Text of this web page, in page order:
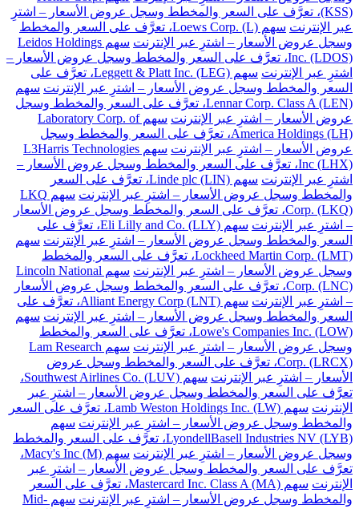
(KSS)، تعرَّف على السعر والمخطط وسجل عروض الأسعار – اشترِ
عبر الإنترنت
سهم Loews Corp. (L)، تعرَّف على السعر والمخطط
وسجل عروض الأسعار – اشترِ عبر الإنترنت
سهم Leidos Holdings
Inc. (LDOS)، تعرَّف على السعر والمخطط وسجل عروض الأسعار –
اشترِ عبر الإنترنت
سهم Leggett & Platt Inc. (LEG)، تعرَّف على
السعر والمخطط وسجل عروض الأسعار – اشترِ عبر الإنترنت سهم
Lennar Corp. Class A (LEN)، تعرَّف على السعر والمخطط وسجل
عروض الأسعار – اشترِ عبر الإنترنت
سهم Laboratory Corp. of
America Holdings (LH)، تعرَّف على السعر والمخطط وسجل
عروض الأسعار – اشترِ عبر الإنترنت
سهم L3Harris Technologies
Inc (LHX)، تعرَّف على السعر والمخطط وسجل عروض الأسعار –
اشترِ عبر الإنترنت
سهم Linde plc (LIN)، تعرَّف على السعر
والمخطط وسجل عروض الأسعار – اشترِ عبر الإنترنت
سهم LKQ
Corp. (LKQ)، تعرَّف على السعر والمخطط وسجل عروض الأسعار
– اشترِ عبر الإنترنت
سهم Eli Lilly and Co. (LLY)، تعرَّف على
السعر والمخطط وسجل عروض الأسعار – اشترِ عبر الإنترنت سهم
Lockheed Martin Corp. (LMT)، تعرَّف على السعر والمخطط
وسجل عروض الأسعار – اشترِ عبر الإنترنت
سهم Lincoln National
Corp. (LNC)، تعرَّف على السعر والمخطط وسجل عروض الأسعار
– اشترِ عبر الإنترنت
سهم Alliant Energy Corp (LNT)، تعرَّف على
السعر والمخطط وسجل عروض الأسعار – اشترِ عبر الإنترنت سهم
Lowe's Companies Inc. (LOW)، تعرَّف على السعر والمخطط
وسجل عروض الأسعار – اشترِ عبر الإنترنت
سهم Lam Research
Corp. (LRCX)، تعرَّف على السعر والمخطط وسجل عروض
الأسعار – اشترِ عبر الإنترنت
سهم Southwest Airlines Co. (LUV)،
تعرَّف على السعر والمخطط وسجل عروض الأسعار – اشترِ عبر
الإنترنت
سهم Lamb Weston Holdings Inc. (LW)، تعرَّف على السعر
والمخطط وسجل عروض الأسعار – اشترِ عبر الإنترنت سهم
LyondellBasell Industries NV (LYB)، تعرَّف على السعر والمخطط
وسجل عروض الأسعار – اشترِ عبر الإنترنت
سهم Macy's Inc (M)،
تعرَّف على السعر والمخطط وسجل عروض الأسعار – اشترِ عبر
الإنترنت
سهم Mastercard Inc. Class A (MA)، تعرَّف على السعر
والمخطط وسجل عروض الأسعار – اشترِ عبر الإنترنت
سهم Mid-